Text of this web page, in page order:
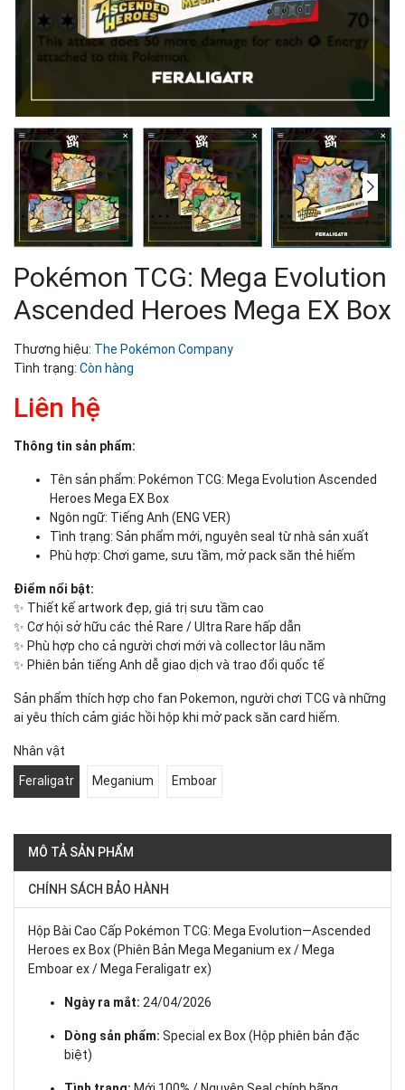
Pokémon TCG: Mega Evolution
Ascended Heroes Mega EX Box
Thương hiệu: The Pokémon Company
Tình trạng: Còn hàng
Liên hệ
Thông tin sản phẩm:
Tên sản phẩm: Pokémon TCG: Mega Evolution Ascended
Heroes Mega EX Box
Ngôn ngữ: Tiếng Anh (ENG VER)
Tình trạng: Sản phẩm mới, nguyên seal từ nhà sản xuất
Phù hợp: Chơi game, sưu tầm, mở pack săn thẻ hiếm
Điểm nổi bật:
✨ Thiết kế artwork đẹp, giá trị sưu tầm cao
✨ Cơ hội sở hữu các thẻ Rare / Ultra Rare hấp dẫn
✨ Phù hợp cho cả người chơi mới và collector lâu năm
✨ Phiên bản tiếng Anh dễ giao dịch và trao đổi quốc tế
Sản phẩm thích hợp cho fan Pokemon, người chơi TCG và những
ai yêu thích cảm giác hồi hộp khi mở pack săn card hiếm.
Nhân vật
Feraligatr Meganium Emboar
MÔ TẢ SẢN PHẨM
CHÍNH SÁCH BẢO HÀNH
Hộp Bài Cao Cấp Pokémon TCG: Mega Evolution—Ascended
Heroes ex Box (Phiên Bản Mega Meganium ex / Mega
Emboar ex / Mega Feraligatr ex)
Ngày ra mắt: 24/04/2026
Dòng sản phẩm: Special ex Box (Hộp phiên bản đặc
biệt)